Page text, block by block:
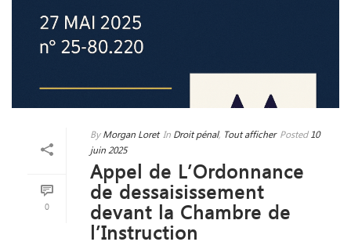
0
By Morgan Loret In Droit pénal, Tout afficher Posted 10
juin 2025
Appel de L’Ordonnance
de dessaisissement
devant la Chambre de
l’Instruction